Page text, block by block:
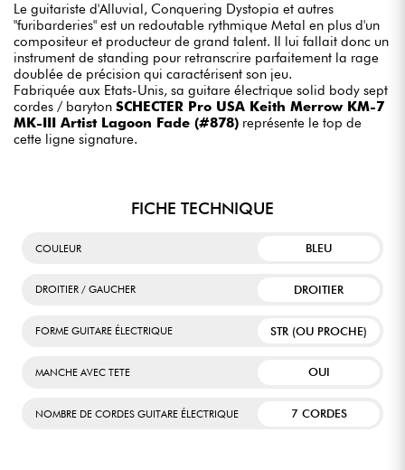
Le guitariste d'Alluvial, Conquering Dystopia et autres
"furibarderies" est un redoutable rythmique Metal en plus d'un
compositeur et producteur de grand talent. Il lui fallait donc un
instrument de standing pour retranscrire parfaitement la rage
doublée de précision qui caractérisent son jeu.
Fabriquée aux Etats-Unis, sa guitare électrique solid body sept
cordes / baryton SCHECTER Pro USA Keith Merrow KM-7
MK-III Artist Lagoon Fade (#878) représente le top de
cette ligne signature.
FICHE TECHNIQUE
COULEUR BLEU
DROITIER / GAUCHER DROITIER
FORME GUITARE ÉLECTRIQUE STR (OU PROCHE)
MANCHE AVEC TETE OUI
NOMBRE DE CORDES GUITARE ÉLECTRIQUE 7 CORDES